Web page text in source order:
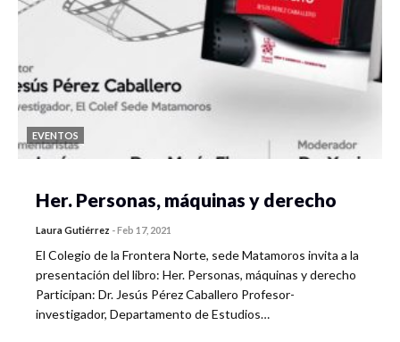
EVENTOS
Her. Personas, máquinas y derecho
Laura Gutiérrez -Feb 17, 2021
El Colegio de la Frontera Norte, sede Matamoros invita a la
presentación del libro: Her. Personas, máquinas y derecho
Participan: Dr. Jesús Pérez Caballero Profesor-
investigador, Departamento de Estudios…